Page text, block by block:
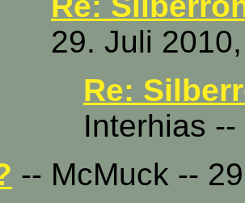
29. Juli
Re:
Interhias
-- McMuck --